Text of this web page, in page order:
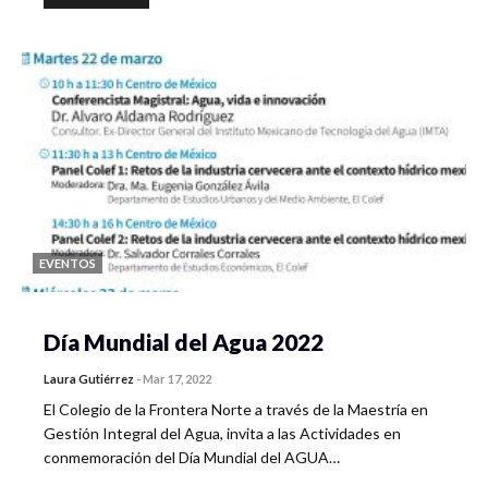
EVENTOS
Día Mundial del Agua 2022
Laura Gutiérrez -Mar 17, 2022
El Colegio de la Frontera Norte a través de la Maestría en
Gestión Integral del Agua, invita a las Actividades en
conmemoración del Día Mundial del AGUA…